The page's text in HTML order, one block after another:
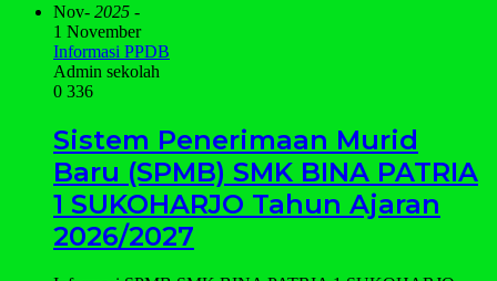
Nov- 2025 -
1 November
Informasi PPDB
Admin sekolah
0 336
Sistem Penerimaan Murid
Baru (SPMB) SMK BINA PATRIA
1 SUKOHARJO Tahun Ajaran
2026/2027